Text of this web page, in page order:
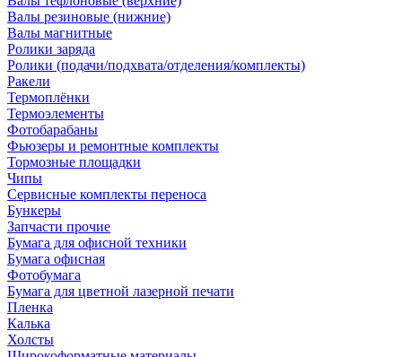
Валы резиновые (нижние)
Валы магнитные
Ролики заряда
Ролики (подачи/подхвата/отделения/комплекты)
Ракели
Термоплёнки
Термоэлементы
Фотобарабаны
Фьюзеры и ремонтные комплекты
Тормозные площадки
Чипы
Сервисные комплекты переноса
Бункеры
Запчасти прочие
Бумага для офисной техники
Бумага офисная
Фотобумага
Бумага для цветной лазерной печати
Пленка
Калька
Холсты